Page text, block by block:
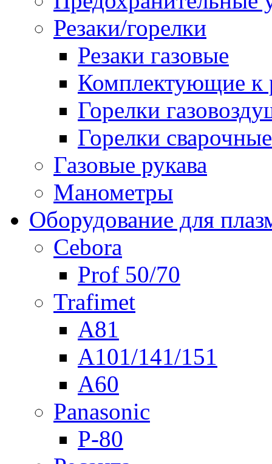
Резаки/горелки
Резаки газовые
Комплектующие к
Горелки
Горелки сварочные
Газовые рукава
Манометры
Оборудование для
Cebora
Prof 50/70
Trafimet
A81
A101/141/151
A60
Panasonic
P-80